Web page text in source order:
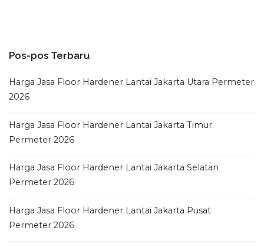
Pos-pos Terbaru
Harga Jasa Floor Hardener Lantai Jakarta Utara Permeter
2026
Harga Jasa Floor Hardener Lantai Jakarta Timur
Permeter 2026
Harga Jasa Floor Hardener Lantai Jakarta Selatan
Permeter 2026
Harga Jasa Floor Hardener Lantai Jakarta Pusat
Permeter 2026